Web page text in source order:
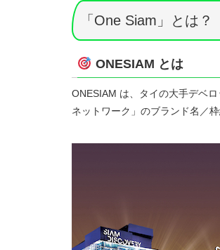
「One Siam」とは？
ONESIAM とは
ONESIAM は、タイの大手デベ
ネットワーク」のブランド名／枠